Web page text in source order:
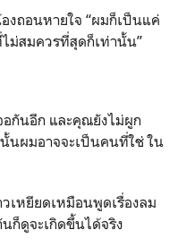
งถอนหายใจ “ผมก็เป็นแค่
ม่สมควรที่สุดก็เท่านั้น”
อกันอีก และคุณยังไม่ผูก
นผมอาจจะเป็นคนที่ใช่ ใน
เหยียดเหมือนพูดเรื่องลม
ก็ดูจะเกิดขึ้นได้จริง